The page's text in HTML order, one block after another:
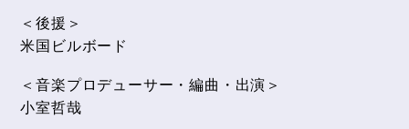
＜後援＞
米国ビルボード
＜音楽プロデューサー・編曲・出演＞
小室哲哉